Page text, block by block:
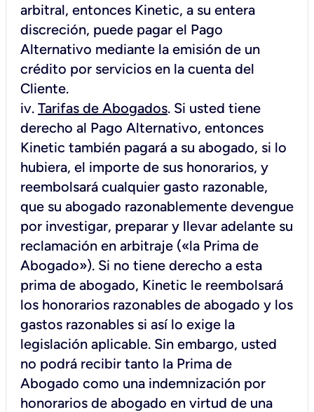
arbitral, entonces Kinetic, a su entera
discreción, puede pagar el Pago
Alternativo mediante la emisión de un
crédito por servicios en la cuenta del
Cliente.
iv. Tarifas de Abogados. Si usted tiene
derecho al Pago Alternativo, entonces
Kinetic también pagará a su abogado, si lo
hubiera, el importe de sus honorarios, y
reembolsará cualquier gasto razonable,
que su abogado razonablemente devengue
por investigar, preparar y llevar adelante su
reclamación en arbitraje («la Prima de
Abogado»). Si no tiene derecho a esta
prima de abogado, Kinetic le reembolsará
los honorarios razonables de abogado y los
gastos razonables si así lo exige la
legislación aplicable. Sin embargo, usted
no podrá recibir tanto la Prima de
Abogado como una indemnización por
honorarios de abogado en virtud de una